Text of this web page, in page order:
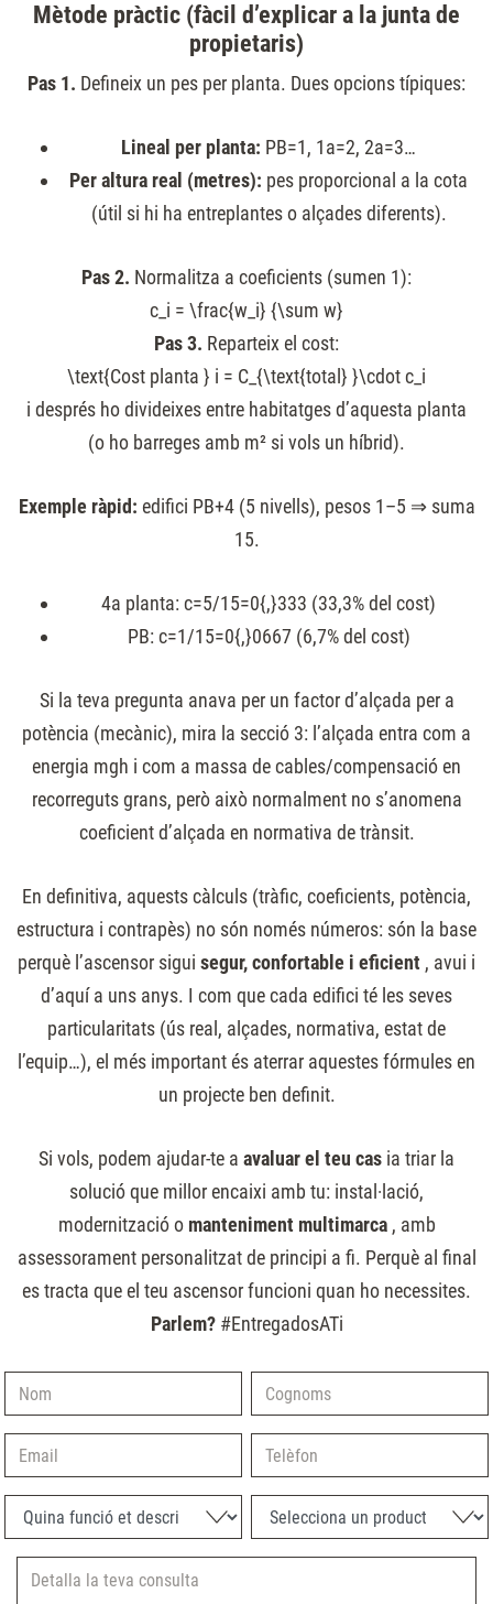
Mètode pràctic (fàcil d’explicar a la junta de
propietaris)
Pas 1. Defineix un pes per planta. Dues opcions típiques:
Lineal per planta: PB=1, 1a=2, 2a=3…
Per altura real (metres): pes proporcional a la cota
(útil si hi ha entreplantes o alçades diferents).
Pas 2. Normalitza a coeficients (sumen 1):
c_i = \frac{w_i} {\sum w}
Pas 3. Reparteix el cost:
\text{Cost planta } i = C_{\text{total} }\cdot c_i
i després ho divideixes entre habitatges d’aquesta planta
(o ho barreges amb m² si vols un híbrid).
Exemple ràpid: edifici PB+4 (5 nivells), pesos 1–5 ⇒ suma
15.
4a planta: c=5/15=0{,}333 (33,3% del cost)
PB: c=1/15=0{,}0667 (6,7% del cost)
Si la teva pregunta anava per un factor d’alçada per a
potència (mecànic), mira la secció 3: l’alçada entra com a
energia mgh i com a massa de cables/compensació en
recorreguts grans, però això normalment no s’anomena
coeficient d’alçada en normativa de trànsit.
En definitiva, aquests càlculs (tràfic, coeficients, potència,
estructura i contrapès) no són només números: són la base
perquè l’ascensor sigui segur, confortable i eficient , avui i
d’aquí a uns anys. I com que cada edifici té les seves
particularitats (ús real, alçades, normativa, estat de
l’equip…), el més important és aterrar aquestes fórmules en
un projecte ben definit.
Si vols, podem ajudar-te a avaluar el teu cas ia triar la
solució que millor encaixi amb tu: instal·lació,
modernització o manteniment multimarca, amb
assessorament personalitzat de principi a fi. Perquè al final
es tracta que el teu ascensor funcioni quan ho necessites.
Parlem?#EntregadosATi
Nom Cognoms
Email Telèfon
Quina funció et descriu millor? Selecciona un producte